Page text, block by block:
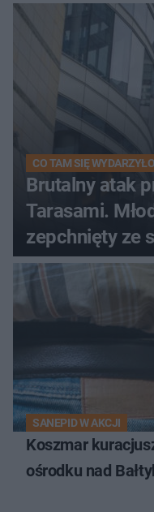
CO TAM SIĘ
Brutalny atak
Tarasami.
zepchnięty ze
nagranie
SANEPID W AKCJI
Koszmar
ośrodku nad